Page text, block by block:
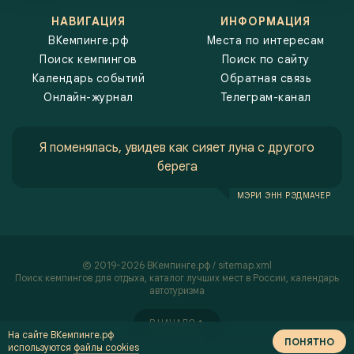
НАВИГАЦИЯ
ВКемпинге.рф
Поиск кемпингов
Календарь событий
Онлайн-журнал
ИНФОРМАЦИЯ
Места по интересам
Поиск по сайту
Обратная связь
Телеграм-канал
Я поменялась, увидев как сияет луна с другого
берега
МЭРИ ЭНН РЭДМАЧЕР
2019-2026 ВКемпинге.рф / sitemap.xml
Поиск кемпингов для отдыха, каталог лучших мест в России, календарь
автотуризма
В НАЧАЛО
На сайте ВКемпинге.рф
используются файлы cookies ПОНЯТНО